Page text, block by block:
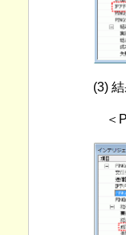
(3)
＜